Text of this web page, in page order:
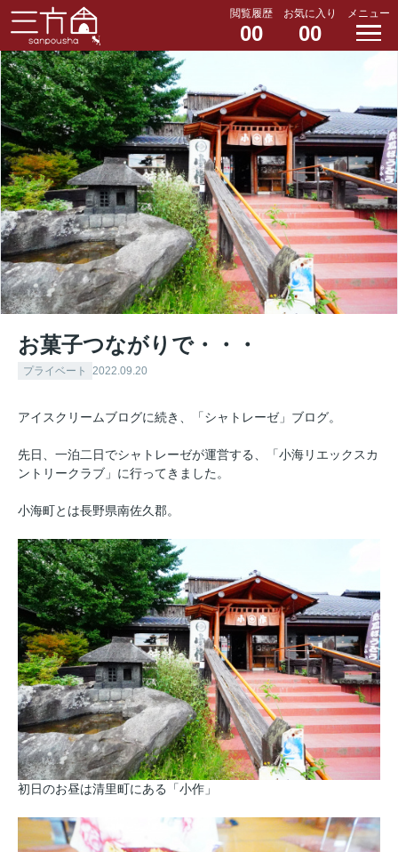
閲覧履歴
00
お気に入り
00
メニュー
お菓子つながりで・・・
プライベート 2022.09.20
アイスクリームブログに続き、「シャトレーゼ」ブログ。
先日、一泊二日でシャトレーゼが運営する、「小海リエックスカ
ントリークラブ」に行ってきました。
小海町とは長野県南佐久郡。
初日のお昼は清里町にある「小作」